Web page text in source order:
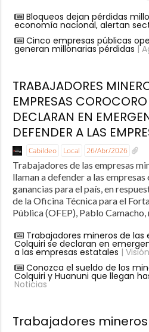
Bloqueos dejan pérdidas
economía nacional, alertan
Cinco empresas públicas
generan millonarias pérdidas |
TRABAJADORES
EMPRESAS
DECLARAN EN
DEFENDER A LAS
Cabildeo Local 26/Abr/2026
Trabajadores de las empresas
llaman a defender a las
ganancias para el país, en
de la Oficina Técnica para el
Pública (OFEP), Pablo Camacho,
Trabajadores mineros de
Colquiri se declaran en
a las empresas estatales |
Conozca el sueldo de los
Colquiri y Huanuni que llegan
Noticias
Trabajadores